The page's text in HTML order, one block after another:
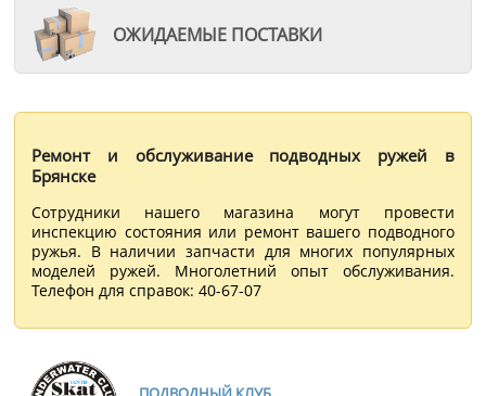
ОЖИДАЕМЫЕ ПОСТАВКИ
Ремонт и обслуживание подводных ружей в
Брянске
Сотрудники нашего магазина могут провести
инспекцию состояния или ремонт вашего подводного
ружья. В наличии запчасти для многих популярных
моделей ружей. Многолетний опыт обслуживания.
Телефон для справок: 40-67-07